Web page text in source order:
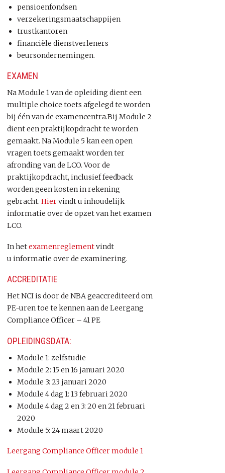
pensioenfondsen
verzekeringsmaatschappijen
trustkantoren
financiële dienstverleners
beursondernemingen.
EXAMEN
Na Module 1 van de opleiding dient een
multiple choice toets afgelegd te worden
bij één van de examencentra.Bij Module 2
dient een praktijkopdracht te worden
gemaakt. Na Module 5 kan een open
vragen toets gemaakt worden ter
afronding van de LCO. Voor de
praktijkopdracht, inclusief feedback
worden geen kosten in rekening
gebracht. Hiervindt u inhoudelijk
informatie over de opzet van het examen
LCO.
In hetexamenreglementvindt
u informatie over de examinering.
ACCREDITATIE
Het NCI is door de NBA geaccrediteerd om
PE-uren toe te kennen aan de Leergang
Compliance Officer – 41 PE
OPLEIDINGSDATA:
Module 1: zelfstudie
Module 2: 15 en 16 januari 2020
Module 3: 23 januari 2020
Module 4 dag 1: 13 februari 2020
Module 4 dag 2 en 3: 20 en 21 februari
2020
Module 5: 24 maart 2020
Leergang Compliance Officer module 1